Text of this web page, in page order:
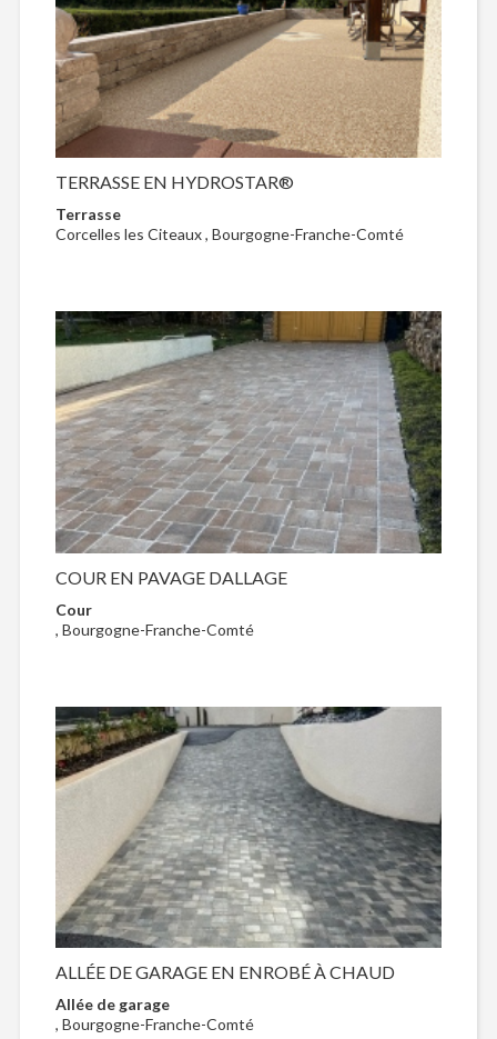
TERRASSE EN HYDROSTAR®
Terrasse
Corcelles les Citeaux , Bourgogne-Franche-Comté
COUR EN PAVAGE DALLAGE
Cour
, Bourgogne-Franche-Comté
ALLÉE DE GARAGE EN ENROBÉ À CHAUD
Allée de garage
, Bourgogne-Franche-Comté